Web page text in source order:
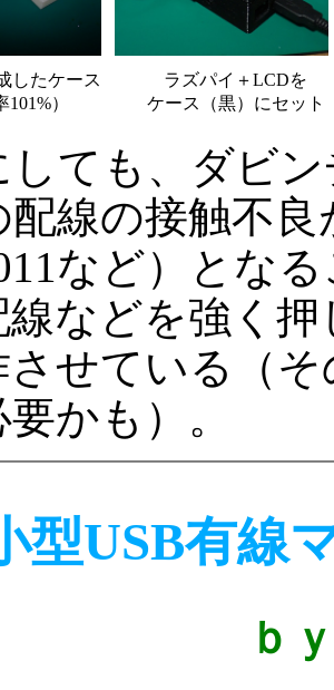
したケース
101%）
ラズパイ＋LCDを
ケース（黒）にセット
しても、ダビ
配線の接触不
など）とな
線などを強く
させている（
かも）。
USB有線
ｂ